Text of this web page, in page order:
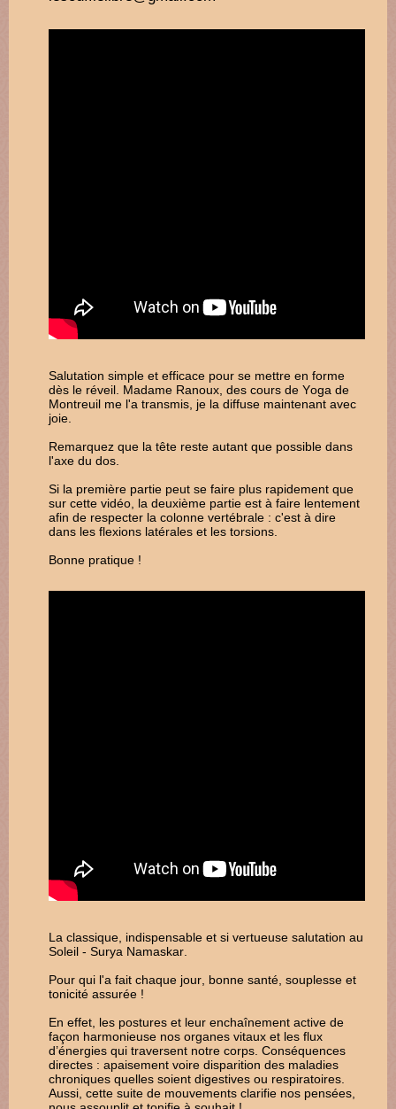
Salutation simple et efficace pour se mettre en forme
dès le réveil. Madame Ranoux, des cours de Yoga de
Montreuil me l'a transmis, je la diffuse maintenant avec
joie.
Remarquez que la tête reste autant que possible dans
l'axe du dos.
Si la première partie peut se faire plus rapidement que
sur cette vidéo, la deuxième partie est à faire lentement
afin de respecter la colonne vertébrale : c'est à dire
dans les flexions latérales et les torsions.
Bonne pratique !
La classique, indispensable et si vertueuse salutation au
Soleil - Surya Namaskar.
Pour qui l'a fait chaque jour, bonne santé, souplesse et
tonicité assurée !
En effet, les postures et leur enchaînement active de
façon harmonieuse nos organes vitaux et les flux
d’énergies qui traversent notre corps. Conséquences
directes : apaisement voire disparition des maladies
chroniques quelles soient digestives ou respiratoires.
Aussi, cette suite de mouvements clarifie nos pensées,